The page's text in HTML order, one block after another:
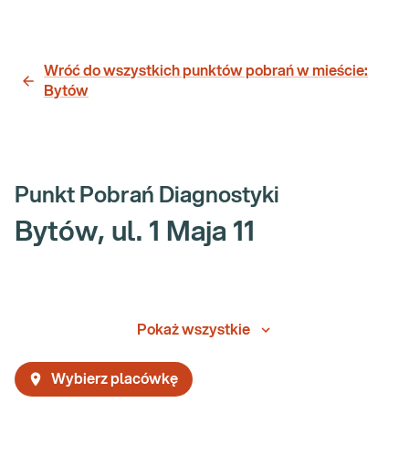
Wróć do wszystkich punktów pobrań w mieście:
Bytów
Punkt Pobrań Diagnostyki
Bytów, ul. 1 Maja 11
Pokaż wszystkie
Wybierz placówkę